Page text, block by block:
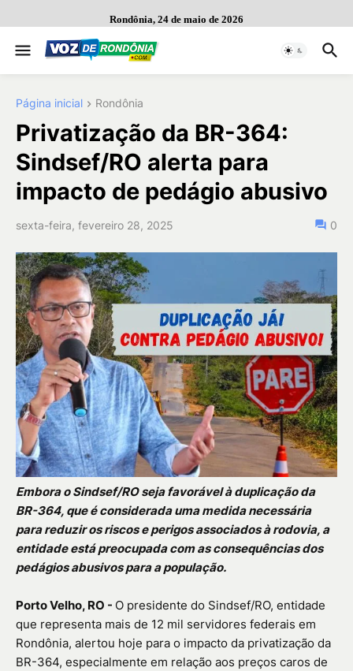
Rondônia, 24 de maio de 2026
Página inicial Rondônia
Privatização da BR-364:
Sindsef/RO alerta para
impacto de pedágio abusivo
sexta-feira, fevereiro 28, 2025 0
Embora o Sindsef/RO seja favorável à duplicação da
BR-364, que é considerada uma medida necessária
para reduzir os riscos e perigos associados à rodovia, a
entidade está preocupada com as consequências dos
pedágios abusivos para a população.
Porto Velho, RO - O presidente do Sindsef/RO, entidade
que representa mais de 12 mil servidores federais em
Rondônia, alertou hoje para o impacto da privatização da
BR-364, especialmente em relação aos preços caros de